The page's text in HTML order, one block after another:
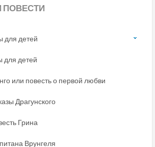
ПОВЕСТИ
для детей
для детей
или повесть о первой любви
Драгунского
Грина
Врунгеля